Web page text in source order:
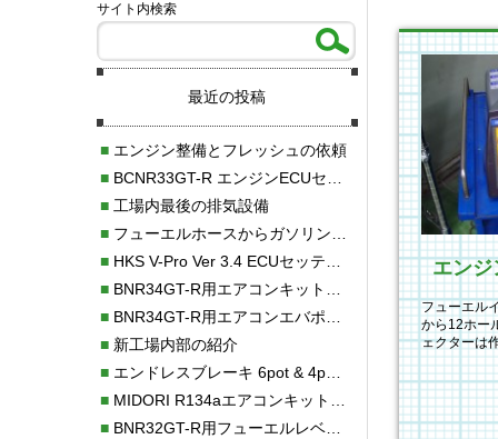
エンジ
フューエル
から12ホー
ェクターは
に、霧化
サイト内検索
最近の投稿
■エンジン整備とフレッシュの依頼
■BCNR33GT-R エンジンECUセッティング調整
■工場内最後の排気設備
■フューエルホースからガソリン漏れ
■HKS V-Pro Ver 3.4 ECUセッティング
■BNR34GT-R用エアコンキット新発売！！
■BNR34GT-R用エアコンエバポレーターを新発売！！
■新工場内部の紹介
■エンドレスブレーキ 6pot & 4potオーバーホール
■MIDORI R134aエアコンキットタイプⅡ取り付け
■BNR32GT-R用フューエルレベルセンサー新発売！！